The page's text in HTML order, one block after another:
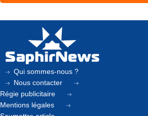
Qui sommes-nous ?
Nous contacter
Régie publicitaire
Mentions légales